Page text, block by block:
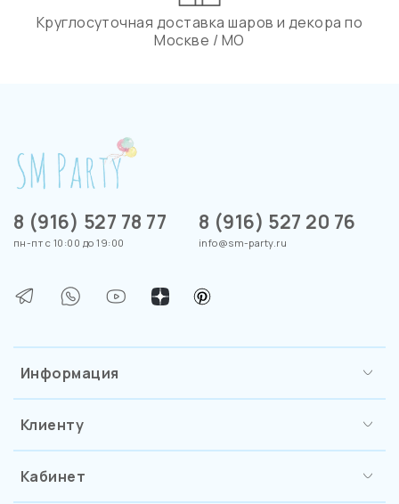
Круглосуточная доставка шаров и декора по
Москве / МО
Информация
Клиенту
Кабинет
8 (916) 527 78 77
пн-пт с 10:00 до 19:00
8 (916) 527 20 76
info@sm-party.ru